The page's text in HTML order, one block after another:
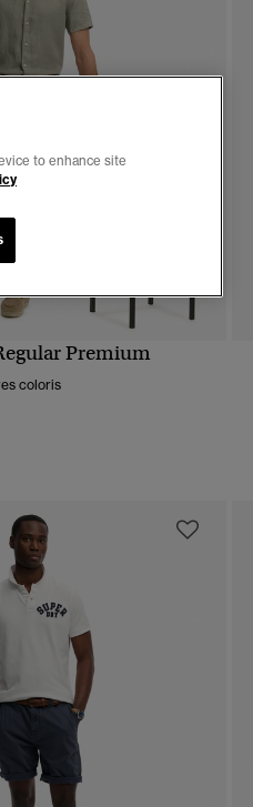
RAPIDE
Premium
coloris
to enhance site